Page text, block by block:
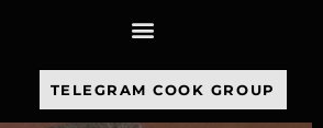
TELEGRAM COOK GROUP